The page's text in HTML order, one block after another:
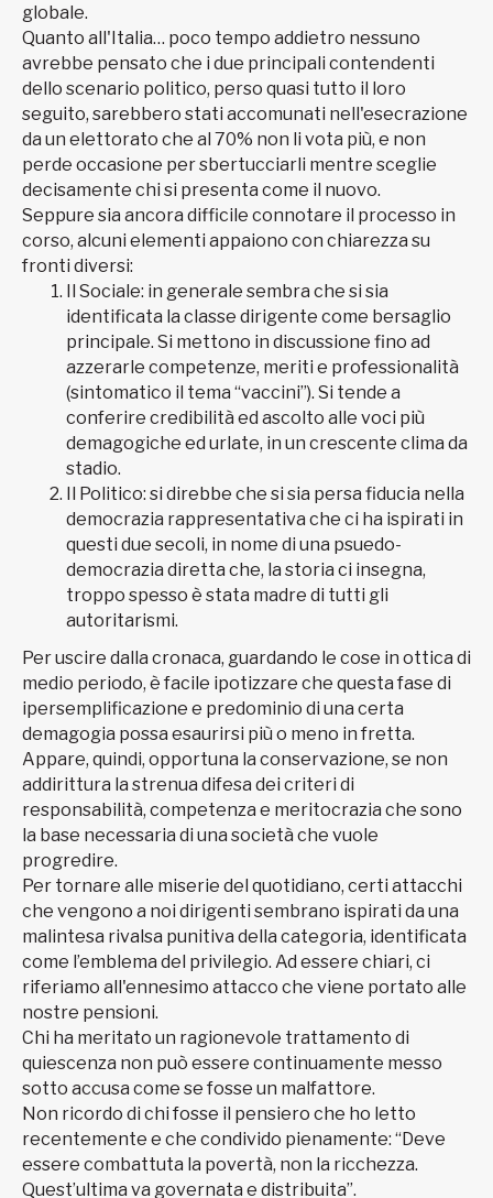
globale.
Quanto all'Italia… poco tempo addietro nessuno
avrebbe pensato che i due principali contendenti
dello scenario politico, perso quasi tutto il loro
seguito, sarebbero stati accomunati nell'esecrazione
da un elettorato che al 70% non li vota più, e non
perde occasione per sbertucciarli mentre sceglie
decisamente chi si presenta come il nuovo.
Seppure sia ancora difficile connotare il processo in
corso, alcuni elementi appaiono con chiarezza su
fronti diversi:
Il Sociale: in generale sembra che si sia
identificata la classe dirigente come bersaglio
principale. Si mettono in discussione fino ad
azzerarle competenze, meriti e professionalità
(sintomatico il tema “vaccini”). Si tende a
conferire credibilità ed ascolto alle voci più
demagogiche ed urlate, in un crescente clima da
stadio.
Il Politico: si direbbe che si sia persa fiducia nella
democrazia rappresentativa che ci ha ispirati in
questi due secoli, in nome di una psuedo-
democrazia diretta che, la storia ci insegna,
troppo spesso è stata madre di tutti gli
autoritarismi.
Per uscire dalla cronaca, guardando le cose in ottica di
medio periodo, è facile ipotizzare che questa fase di
ipersemplificazione e predominio di una certa
demagogia possa esaurirsi più o meno in fretta.
Appare, quindi, opportuna la conservazione, se non
addirittura la strenua difesa dei criteri di
responsabilità, competenza e meritocrazia che sono
la base necessaria di una società che vuole
progredire.
Per tornare alle miserie del quotidiano, certi attacchi
che vengono a noi dirigenti sembrano ispirati da una
malintesa rivalsa punitiva della categoria, identificata
come l’emblema del privilegio. Ad essere chiari, ci
riferiamo all'ennesimo attacco che viene portato alle
nostre pensioni.
Chi ha meritato un ragionevole trattamento di
quiescenza non può essere continuamente messo
sotto accusa come se fosse un malfattore.
Non ricordo di chi fosse il pensiero che ho letto
recentemente e che condivido pienamente: “Deve
essere combattuta la povertà, non la ricchezza.
Quest’ultima va governata e distribuita”.